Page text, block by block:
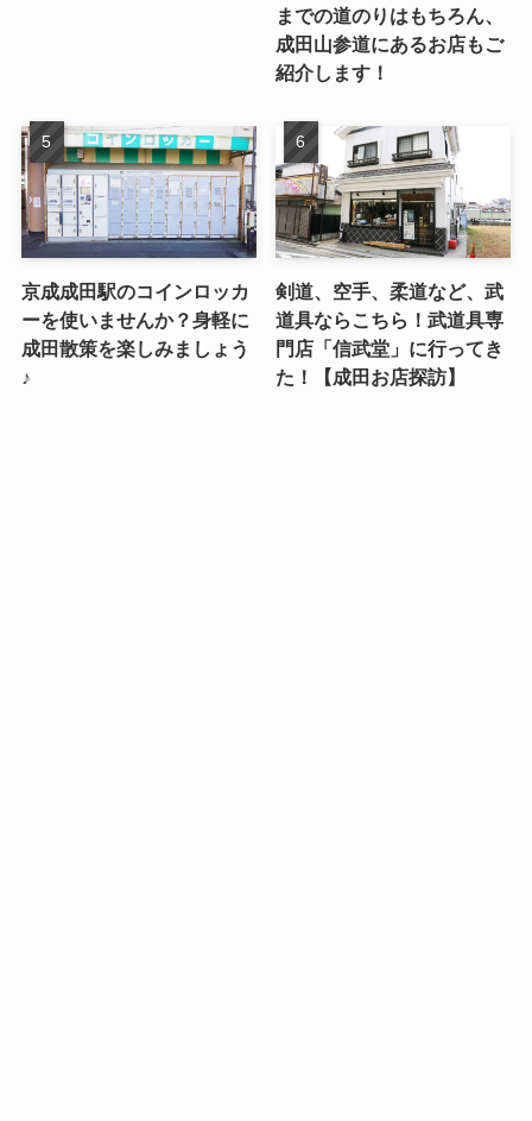
までの道のりはもちろん、
成田山参道にあるお店もご
紹介します！
京成成田駅のコインロッカ
ーを使いませんか？身軽に
成田散策を楽しみましょう
♪
剣道、空手、柔道など、武
道具ならこちら！武道具専
門店「信武堂」に行ってき
た！【成田お店探訪】